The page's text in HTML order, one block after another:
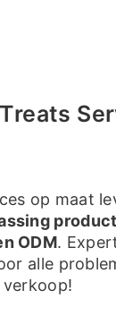
op maat
ODM.
alle